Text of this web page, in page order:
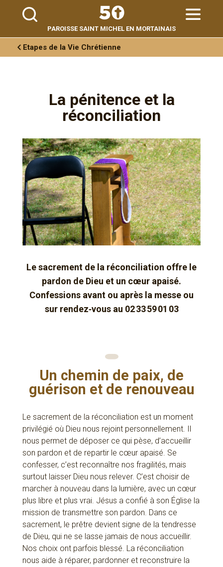
personnels
PAROISSE SAINT MICHEL EN MORTAINAIS
Etapes de la Vie Chrétienne
La pénitence et la
réconciliation
Le sacrement de la réconciliation offre le
pardon de Dieu et un cœur apaisé.
Confessions avant ou après la messe ou
sur rendez‑vous au 02 33 59 01 03
Un chemin de paix, de
guérison et de renouveau
Le sacrement de la réconciliation est un moment
privilégié où Dieu nous rejoint personnellement. Il
nous permet de déposer ce qui pèse, d’accueillir
son pardon et de repartir le cœur apaisé. Se
confesser, c’est reconnaître nos fragilités, mais
surtout laisser Dieu nous relever. C’est choisir de
marcher à nouveau dans la lumière, avec un cœur
plus libre et plus vrai. Jésus a confié à son Église la
mission de transmettre son pardon. Dans ce
sacrement, le prêtre devient signe de la tendresse
de Dieu, qui ne se lasse jamais de nous accueillir.
Nos choix ont parfois blessé. La réconciliation
nous aide à réparer, pardonner et reconstruire la